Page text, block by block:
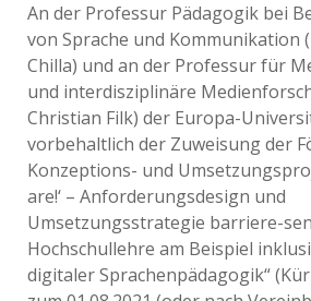
An der Professur Pädagogik bei
von Sprache und Kommunikation
Chilla) und an der Professur für
und interdisziplinäre
Christian Filk) der Europa-
vorbehaltlich der Zuweisung der
Konzeptions- und
are!‘ – Anforderungsdesign und
Umsetzungsstrategie barriere-
Hochschullehre am Beispiel
digitaler Sprachenpädagogik“